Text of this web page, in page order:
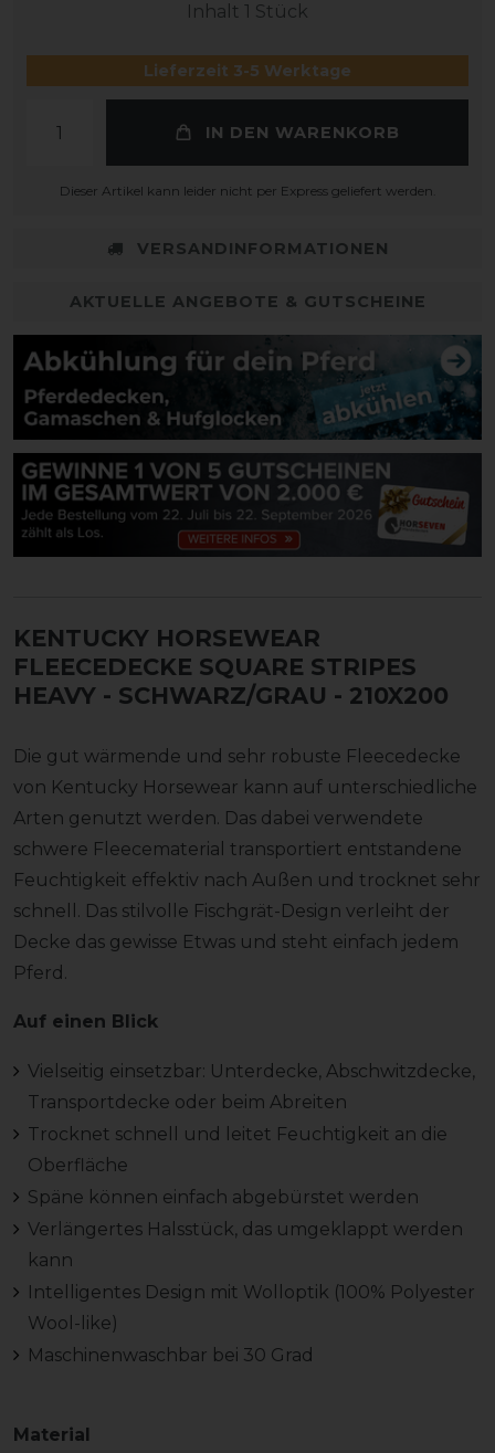
Inhalt 1 Stück
Lieferzeit 3-5 Werktage
IN DEN WARENKORB
Dieser Artikel kann leider nicht per Express geliefert werden.
VERSANDINFORMATIONEN
AKTUELLE ANGEBOTE & GUTSCHEINE
KENTUCKY HORSEWEAR
FLEECEDECKE SQUARE STRIPES
HEAVY - SCHWARZ/GRAU - 210X200
Die gut wärmende und sehr robuste Fleecedecke
von Kentucky Horsewear kann auf unterschiedliche
Arten genutzt werden. Das dabei verwendete
schwere Fleecematerial transportiert entstandene
Feuchtigkeit effektiv nach Außen und trocknet sehr
schnell. Das stilvolle Fischgrät-Design verleiht der
Decke das gewisse Etwas und steht einfach jedem
Pferd.
Auf einen Blick
Vielseitig einsetzbar: Unterdecke, Abschwitzdecke,
Transportdecke oder beim Abreiten
Trocknet schnell und leitet Feuchtigkeit an die
Oberfläche
Späne können einfach abgebürstet werden
Verlängertes Halsstück, das umgeklappt werden
kann
Intelligentes Design mit Wolloptik (100% Polyester
Wool-like)
Maschinenwaschbar bei 30 Grad
Material